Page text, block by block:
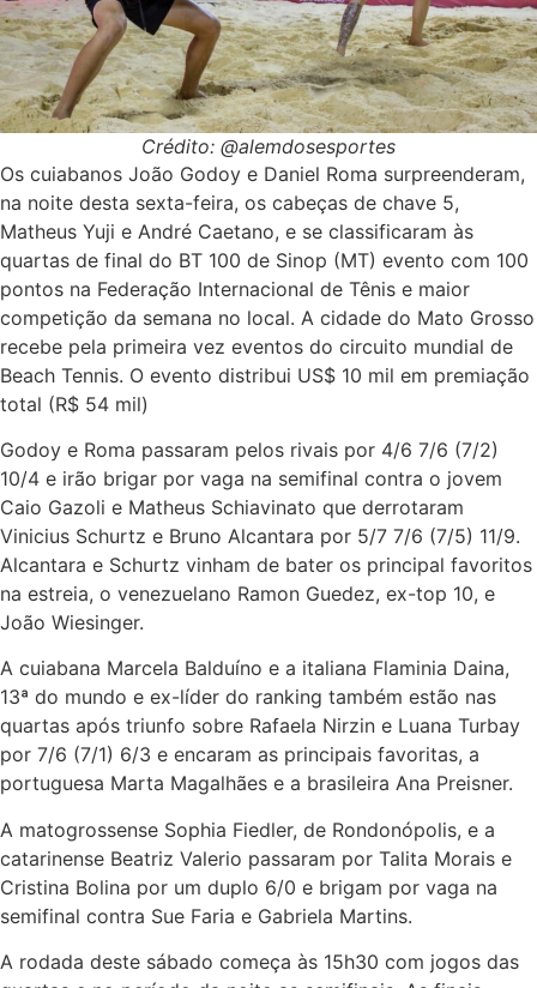
Crédito: @alemdosesportes
Os cuiabanos João Godoy e Daniel Roma surpreenderam,
na noite desta sexta-feira, os cabeças de chave 5,
Matheus Yuji e André Caetano, e se classificaram às
quartas de final do BT 100 de Sinop (MT) evento com 100
pontos na Federação Internacional de Tênis e maior
competição da semana no local. A cidade do Mato Grosso
recebe pela primeira vez eventos do circuito mundial de
Beach Tennis. O evento distribui US$ 10 mil em premiação
total (R$ 54 mil)
Godoy e Roma passaram pelos rivais por 4/6 7/6 (7/2)
10/4 e irão brigar por vaga na semifinal contra o jovem
Caio Gazoli e Matheus Schiavinato que derrotaram
Vinicius Schurtz e Bruno Alcantara por 5/7 7/6 (7/5) 11/9.
Alcantara e Schurtz vinham de bater os principal favoritos
na estreia, o venezuelano Ramon Guedez, ex-top 10, e
João Wiesinger.
A cuiabana Marcela Balduíno e a italiana Flaminia Daina,
13ª do mundo e ex-líder do ranking também estão nas
quartas após triunfo sobre Rafaela Nirzin e Luana Turbay
por 7/6 (7/1) 6/3 e encaram as principais favoritas, a
portuguesa Marta Magalhães e a brasileira Ana Preisner.
A matogrossense Sophia Fiedler, de Rondonópolis, e a
catarinense Beatriz Valerio passaram por Talita Morais e
Cristina Bolina por um duplo 6/0 e brigam por vaga na
semifinal contra Sue Faria e Gabriela Martins.
A rodada deste sábado começa às 15h30 com jogos das